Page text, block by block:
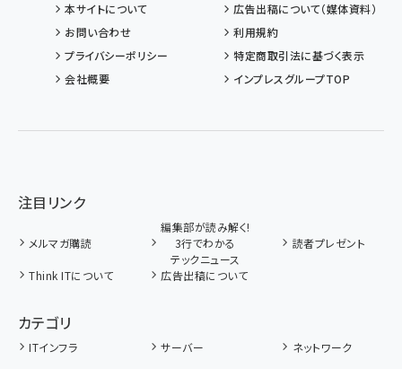
本サイトについて
広告出稿について（媒体資料）
お問い合わせ
利用規約
プライバシーポリシー
特定商取引法に基づく表示
会社概要
インプレスグループTOP
注目リンク
メルマガ購読
編集部が読み解く!
3行でわかる
テックニュース
読者プレゼント
Think ITについて 広告出稿について
カテゴリ
ITインフラ サーバー
ネットワーク